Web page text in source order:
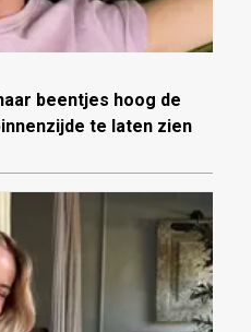
beentjes hoog de
te laten zien